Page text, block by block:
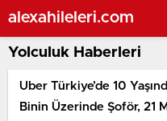
alexahileleri.com
Yolculuk Haberleri
Uber Türkiye’de 10
Binin Üzerinde Şoför, 21